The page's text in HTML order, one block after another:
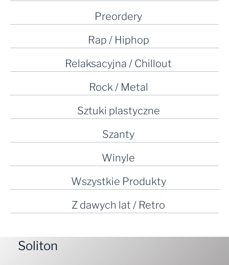
Preordery
Rap / Hiphop
Relaksacyjna / Chillout
Rock / Metal
Sztuki plastyczne
Szanty
Winyle
Wszystkie Produkty
Z dawych lat / Retro
Soliton